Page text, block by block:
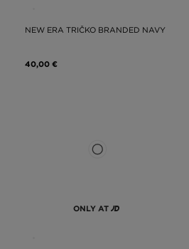
NEW ERA TRIČKO BRANDED NAVY
40,00 €
ONLY AT